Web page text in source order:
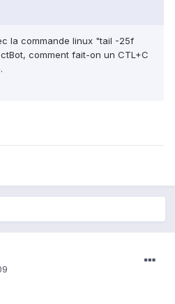
la commande linux "tail -25f
comment fait-on un CTL+C